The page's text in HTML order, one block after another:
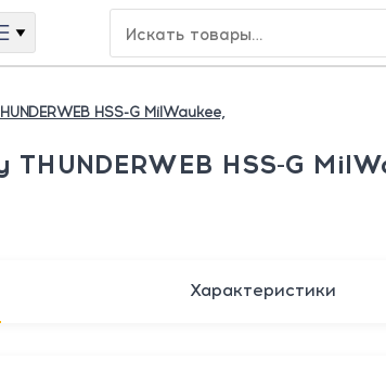
HSS-G MilWaukee,
THUNDERWEB HSS-G
Характеристики